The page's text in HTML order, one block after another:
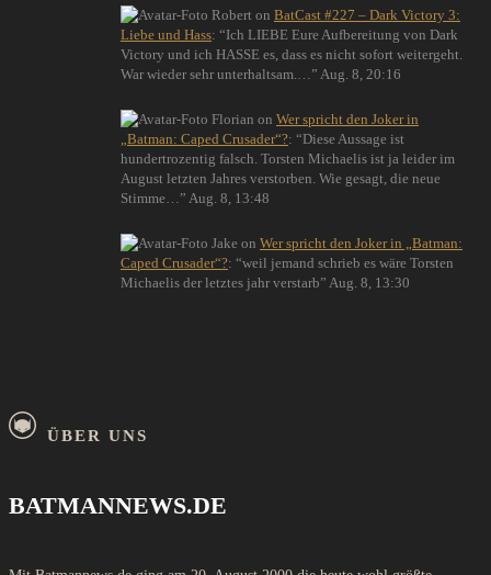
Robert on BatCast #227 – Dark Victory 3:
Liebe und Hass: “Ich LIEBE Eure Aufbereitung von Dark
Victory und ich HASSE es, dass es nicht sofort weitergeht.
War wieder sehr unterhaltsam.… ” Aug. 8, 20:16
Florian on Wer spricht den Joker in
„Batman: Caped Crusader“?: “Diese Aussage ist
hundertrozentig falsch. Torsten Michaelis ist ja leider im
August letzten Jahres verstorben. Wie gesagt, die neue
Stimme… ” Aug. 8, 13:48
Jake on Wer spricht den Joker in „Batman:
Caped Crusader“?: “weil jemand schrieb es wäre Torsten
Michaelis der letztes jahr verstarb” Aug. 8, 13:30
ÜBER UNS
BATMANNEWS.DE